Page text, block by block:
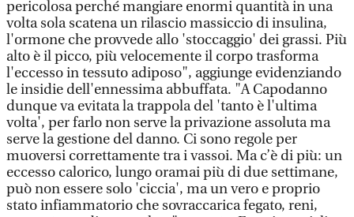
pericolosa perché mangiare enormi quantità in una
volta sola scatena un rilascio massiccio di insulina,
l'ormone che provvede allo 'stoccaggio' dei grassi. Più
alto è il picco, più velocemente il corpo trasforma
l'eccesso in tessuto adiposo", aggiunge evidenziando
le insidie dell'ennessima abbuffata. "A Capodanno
dunque va evitata la trappola del 'tanto è l'ultima
volta', per farlo non serve la privazione assoluta ma
serve la gestione del danno. Ci sono regole per
muoversi correttamente tra i vassoi. Ma c’è di più: un
eccesso calorico, lungo oramai più di due settimane,
può non essere solo 'ciccia', ma un vero e proprio
stato infiammatorio che sovraccarica fegato, reni,